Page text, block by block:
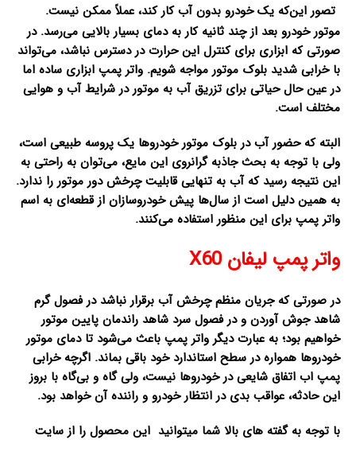
تصور این‌که یک خودرو بدون آب کار کند، عملاً ممکن نیست.
موتور خودرو بعد از چند ثانیه کار به دمای بسیار بالایی می‌رسد. در
صورتی که ابزاری برای کنترل این حرارت در دسترس نباشد، می‌تواند
با خرابی شدید بلوک موتور مواجه شویم. واتر پمپ ابزاری ساده اما
در عین حال حیاتی برای تزریق آب به موتور در شرایط آب و هوایی
مختلف است.
البته که حضور آب در بلوک موتور خودروها یک پروسه طبیعی است،
ولی با توجه به بحث جاذبه گرانروی این مایع، می‌توان به راحتی به
این نتیجه رسید که آب به تنهایی قابلیت چرخش دور موتور را ندارد.
به همین دلیل است از سال‌ها پیش خودروسازان از قطعه‌ای به اسم
واتر پمپ برای این منظور استفاده می‌کنند.
واتر پمپ ليفان X60
در صورتی که جریان منظم چرخش آب برقرار نباشد در فصول گرم
شاهد جوش آوردن و در فصول سرد شاهد راندمان پایین موتور
خواهیم بود؛ به عبارت دیگر واتر پمپ باعث می‌شود تا دمای موتور
خودروها همواره در سطح استاندارد خود باقی بماند. اگرچه خرابی
پمپ اب اتفاق شایعی در خودروها نیست، ولی گاه و بی‌گاه با بروز
این حادثه، عواقب بدی در انتظار خودرو و راننده آن خواهد بود.
با توجه به گفته های بالا شما میتوانید این محصول را از سایت